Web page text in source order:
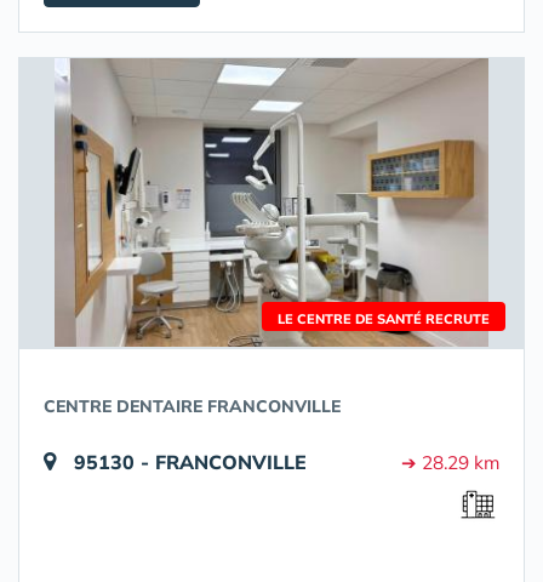
LE CENTRE DE SANTÉ RECRUTE
CENTRE DENTAIRE FRANCONVILLE
95130 - FRANCONVILLE ➔ 28.29 km